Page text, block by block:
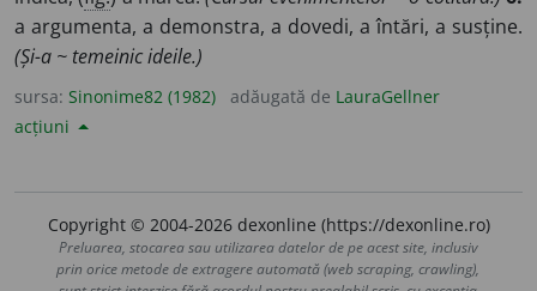
a argumenta, a demonstra, a dovedi, a întări, a susține.
(Și-a ~ temeinic ideile.)
sursa: Sinonime82 (1982) adăugată de LauraGellner
acțiuni
Copyright © 2004-2026 dexonline (https://dexonline.ro)
Preluarea, stocarea sau utilizarea datelor de pe acest site, inclusiv
prin orice metode de extragere automată (web scraping, crawling),